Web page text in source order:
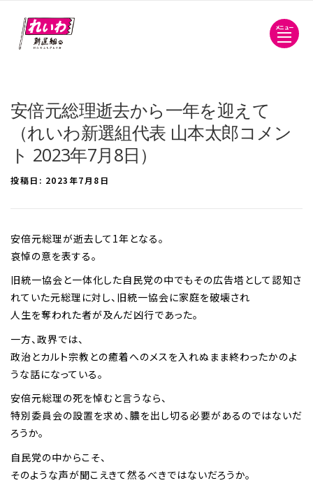
メニュー
安倍元総理逝去から一年を迎えて
（れいわ新選組代表 山本太郎コメン
ト 2023年7月8日）
投稿日: 2023年7月8日
安倍元総理が逝去して1年となる。
哀悼の意を表する。
旧統一協会と一体化した自民党の中でもその広告塔として認知さ
れていた元総理に対し、旧統一協会に家庭を破壊され
人生を奪われた者が及んだ凶行であった。
一方、政界では、
政治とカルト宗教との癒着へのメスを入れぬまま終わったかのよ
うな話になっている。
安倍元総理の死を悼むと言うなら、
特別委員会の設置を求め、膿を出し切る必要があるのではないだ
ろうか。
自民党の中からこそ、
そのような声が聞こえきて然るべきではないだろうか。